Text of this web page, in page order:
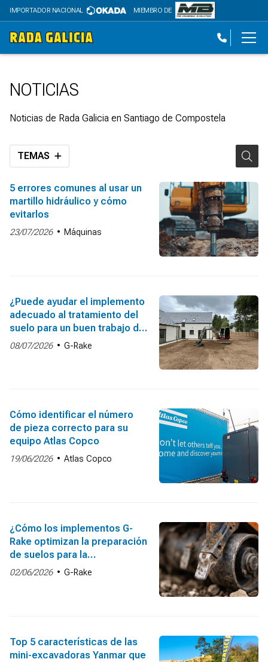
IMPORTADOR NACIONAL MIEMBRO DE
NOTICIAS
Noticias de Rada Galicia en Santiago de Compostela
TEMAS
5 errores comunes al usar un
martillo hidráulico y cómo
evitarlos
23/07/2026 Máquinas
¿Puede ayudar el implemento
adecuado al tratamiento del
suelo para un buen trabajo de
obra?
08/07/2026 G-Rake
Cómo identificar el número
de pieza correcto para su
equipo Atlas Copco
19/06/2026 Atlas Copco
¿Cómo los implementos G-
Rake optimizan la preparación
de suelos para la
construcción?
02/06/2026 G-Rake
Top 5 características de las
mini-excavadoras Yanmar que